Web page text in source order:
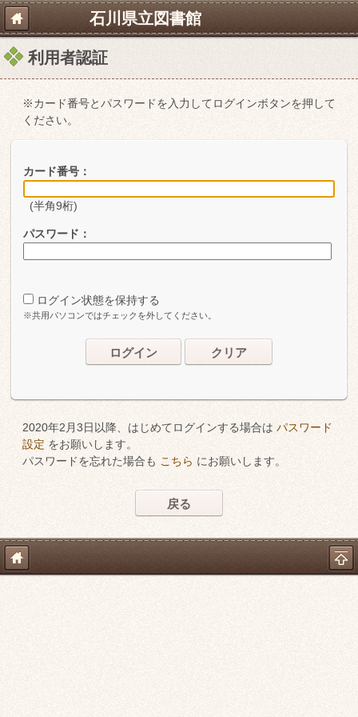
石川県立図書館
利用者認証
※カード番号とパスワードを入力してログインボタンを押して
ください。
カード番号：
(半角9桁)
パスワード：
ログイン状態を保持する
※共用パソコンではチェックを外してください。
ログイン クリア
2020年2月3日以降、はじめてログインする場合は パスワード
設定 をお願いします。
パスワードを忘れた場合も こちら にお願いします。
戻る